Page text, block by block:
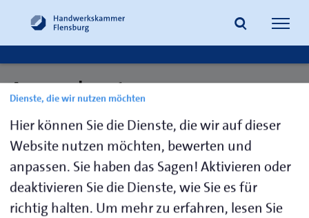
Suche
Ansprechpartner:
Ausbildungsberatung
Schütte,
Tara
0461 - 866-
126
t.schuette@hwk-
flensburg.de
Dienste, die wir nutzen möchten
Hier können Sie die Dienste, die wir auf dieser
Website nutzen möchten, bewerten und
anpassen. Sie haben das Sagen! Aktivieren oder
deaktivieren Sie die Dienste, wie Sie es für
richtig halten. Um mehr zu erfahren, lesen Sie